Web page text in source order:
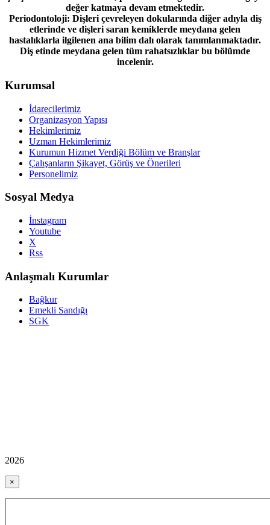
değer katmaya devam etmektedir.
Periodontoloji: Dişleri çevreleyen dokularında diğer adıyla diş
etlerinde ve dişleri saran kemiklerde meydana gelen
hastalıklarla ilgilenen ana bilim dalı olarak tanımlanmaktadır.
Diş etinde meydana gelen tüm rahatsızlıklar bu bölümde
incelenir.
Kurumsal
İdarecilerimiz
Organizasyon Yapısı
Hekimlerimiz
Uzman Hekimlerimiz
Kurumun Hizmet Verdiği Bölüm ve Branşlar
Çalışanların Şikayet, Görüş ve Önerileri
Personelimiz
Sosyal Medya
İnstagram
Youtube
X
Rss
Anlaşmalı Kurumlar
Bağkur
Emekli Sandığı
SGK
2026
×